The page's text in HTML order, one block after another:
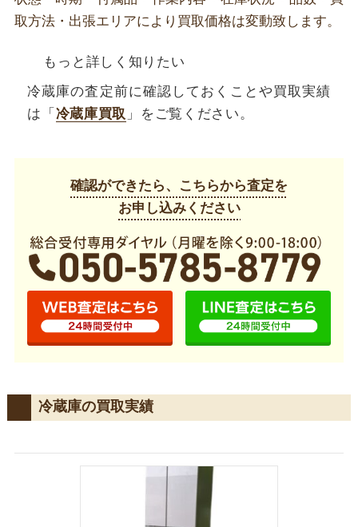
取方法・出張エリアにより買取価格は変動致します。
もっと詳しく知りたい
冷蔵庫の査定前に確認しておくことや買取実績
は「 冷蔵庫買取 」をご覧ください。
確認ができたら、こちらから査定を
お申し込みください
冷蔵庫の買取実績